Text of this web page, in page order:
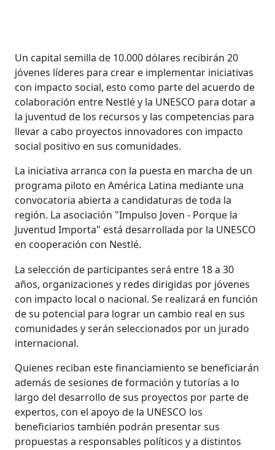
Un capital semilla de 10.000 dólares recibirán 20
jóvenes líderes para crear e implementar iniciativas
con impacto social, esto como parte del acuerdo de
colaboración entre Nestlé y la UNESCO para dotar a
la juventud de los recursos y las competencias para
llevar a cabo proyectos innovadores con impacto
social positivo en sus comunidades.
La iniciativa arranca con la puesta en marcha de un
programa piloto en América Latina mediante una
convocatoria abierta a candidaturas de toda la
región. La asociación "Impulso Joven - Porque la
Juventud Importa" está desarrollada por la UNESCO
en cooperación con Nestlé.
La selección de participantes será entre 18 a 30
años, organizaciones y redes dirigidas por jóvenes
con impacto local o nacional. Se realizará en función
de su potencial para lograr un cambio real en sus
comunidades y serán seleccionados por un jurado
internacional.
Quienes reciban este financiamiento se beneficiarán
además de sesiones de formación y tutorías a lo
largo del desarrollo de sus proyectos por parte de
expertos, con el apoyo de la UNESCO los
beneficiarios también podrán presentar sus
propuestas a responsables políticos y a distintos